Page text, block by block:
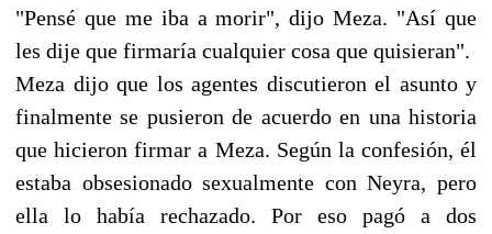
"Pensé que me iba a morir", dijo Meza. "Así que
les dije que firmaría cualquier cosa que quisieran".
Meza dijo que los agentes discutieron el asunto y
finalmente se pusieron de acuerdo en una historia
que hicieron firmar a Meza. Según la confesión, él
estaba obsesionado sexualmente con Neyra, pero
ella lo había rechazado. Por eso pagó a dos